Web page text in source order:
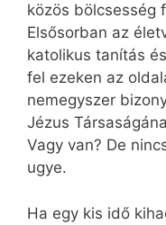
közös bölcsesség
Elsősorban az
katolikus tanítás
fel ezeken az
nemegyszer
Jézus
Vagy van? De
ugye.
Ha egy kis idő